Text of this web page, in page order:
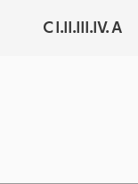
C I.II.III.IV. A